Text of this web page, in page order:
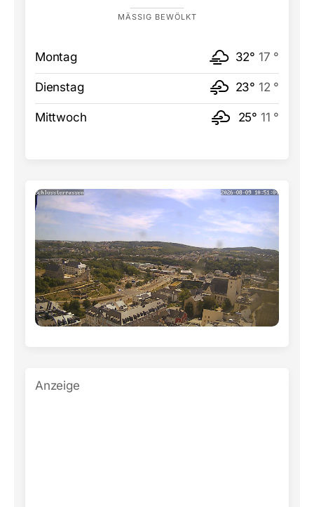
MÄSSIG BEWÖLKT
Montag 32° 17 °
Dienstag 23° 12 °
Mittwoch 25° 11 °
Anzeige